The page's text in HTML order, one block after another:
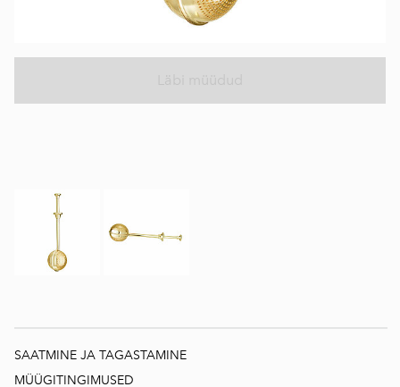
SAATMINE JA TAGASTAMINE
MÜÜGITINGIMUSED